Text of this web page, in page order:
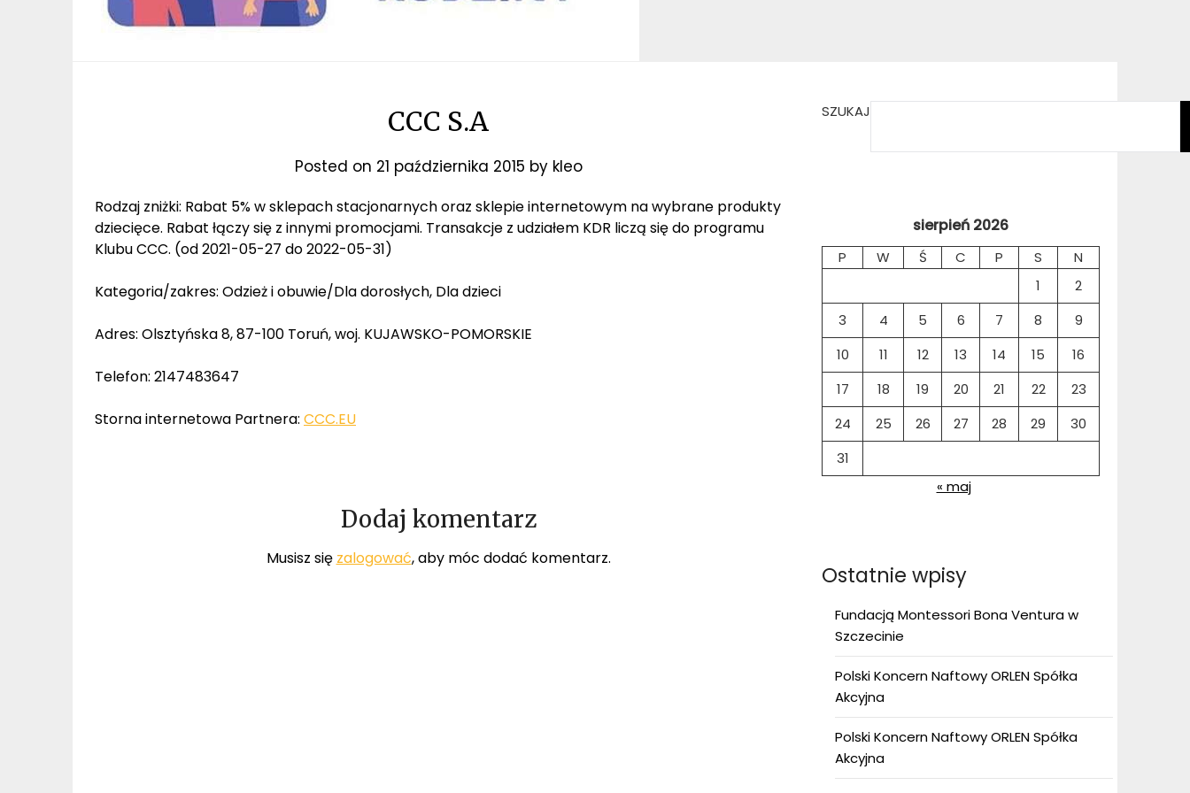
CCC S.A
Posted on 21 października 2015 by kleo
Rodzaj zniżki: Rabat 5% w sklepach stacjonarnych oraz sklepie internetowym na wybrane produkty
dziecięce. Rabat łączy się z innymi promocjami. Transakcje z udziałem KDR liczą się do programu
Klubu CCC. (od 2021-05-27 do 2022-05-31)
Kategoria/zakres: Odzież i obuwie/Dla dorosłych, Dla dzieci
Adres: Olsztyńska 8, 87-100 Toruń, woj. KUJAWSKO-POMORSKIE
Telefon: 2147483647
Storna internetowa Partnera: CCC.EU
Dodaj komentarz
Musisz się zalogować, aby móc dodać komentarz.
SZUKAJ
sierpień 2026
P W Ś C P S
N
1
2
3
4 5 6 7 8
9
10
11 12 13 14 15
16
17
18 19 20 21 22
23
24
25 26 27 28 29
30
31
« maj
Ostatnie wpisy
Fundacją Montessori Bona Ventura w
Szczecinie
Polski Koncern Naftowy ORLEN Spółka
Akcyjna
Polski Koncern Naftowy ORLEN Spółka
Akcyjna